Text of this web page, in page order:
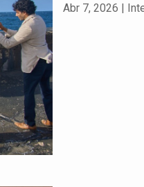
Abr 7, 2026 |